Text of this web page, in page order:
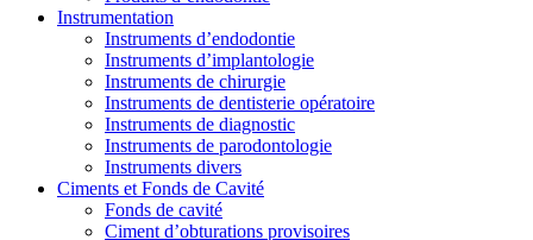
Instrumentation
Instruments d’endodontie
Instruments d’implantologie
Instruments de chirurgie
Instruments de dentisterie opératoire
Instruments de diagnostic
Instruments de parodontologie
Instruments divers
Ciments et Fonds de Cavité
Fonds de cavité
Ciment d’obturations provisoires